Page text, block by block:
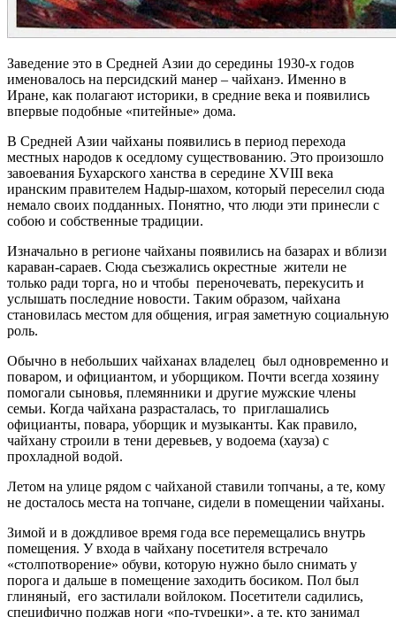
Заведение это в Средней Азии до середины 1930-х годов
именовалось на персидский манер – чайханэ. Именно в
Иране, как полагают историки, в средние века и появились
впервые подобные «питейные» дома.
В Средней Азии чайханы появились в период перехода
местных народов к оседлому существованию. Это произошло
завоевания Бухарского ханства в середине XVIII века
иранским правителем Надыр-шахом, который переселил сюда
немало своих подданных. Понятно, что люди эти принесли с
собою и собственные традиции.
Изначально в регионе чайханы появились на базарах и вблизи
караван-сараев. Сюда съезжались окрестные жители не
только ради торга, но и чтобы переночевать, перекусить и
услышать последние новости. Таким образом, чайхана
становилась местом для общения, играя заметную социальную
роль.
Обычно в небольших чайханах владелец был одновременно и
поваром, и официантом, и уборщиком. Почти всегда хозяину
помогали сыновья, племянники и другие мужские члены
семьи. Когда чайхана разрасталась, то приглашались
официанты, повара, уборщик и музыканты. Как правило,
чайхану строили в тени деревьев, у водоема (хауза) с
прохладной водой.
Летом на улице рядом с чайханой ставили топчаны, а те, кому
не досталось места на топчане, сидели в помещении чайханы.
Зимой и в дождливое время года все перемещались внутрь
помещения. У входа в чайхану посетителя встречало
«столпотворение» обуви, которую нужно было снимать у
порога и дальше в помещение заходить босиком. Пол был
глиняный, его застилали войлоком. Посетители садились,
специфично поджав ноги «по-турецки», а те, кто занимал